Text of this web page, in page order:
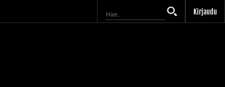
Kirjaudu